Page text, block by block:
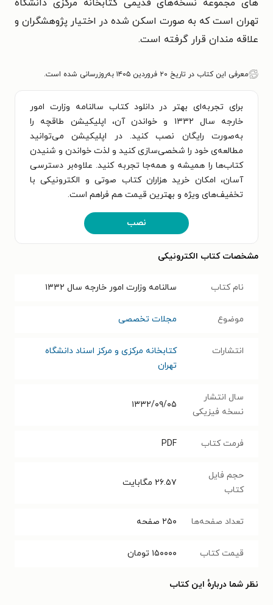
های مجموعه نسخه‌های قدیمی کتابخانه مرکزی دانشگاه
تهران است که به صورت اسکن شده در اختیار پژوهشگران و
علاقه مندان قرار گرفته است.
معرفی این کتاب در تاریخ ۲۰ فروردین ۱۴۰۵ به‌روزرسانی شده است.
برای تجربه‌ای بهتر در دانلود کتاب سالنامه وزارت امور
خارجه سال ۱۳۳۲ و خواندن آن، اپلیکیشن طاقچه را
به‌صورت رایگان نصب کنید. در اپلیکیشن می‌توانید
مطالعه‌ی خود را شخصی‌سازی کنید و لذت خواندن و شنیدن
کتاب‌ها را همیشه و همه‌جا تجربه کنید. علاوه‌بر دسترسی
آسان، امکان خرید هزاران کتاب صوتی و الکترونیکی با
تخفیف‌های ویژه و بهترین قیمت هم فراهم است.
نصب
مشخصات کتاب الکترونیکی
نام کتاب سالنامه وزارت امور خارجه سال ۱۳۳۲
موضوع مجلات تخصصی
انتشارات
کتابخانه مرکزی و مرکز اسناد دانشگاه
تهران
سال انتشار
نسخه فیزیکی
۱۳۳۲/۰۹/۰۵
فرمت کتاب PDF
حجم فایل
کتاب
۲۶.۵۷ مگابایت
تعداد صفحه‌ها ۲۵۰ صفحه
قیمت کتاب ۱۵۰۰۰۰ تومان
نظر شما دربارهٔ این کتاب